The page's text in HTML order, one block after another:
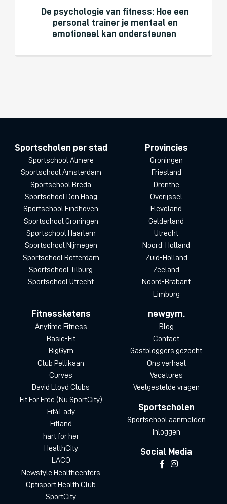
De psychologie van fitness: Hoe een
personal trainer je mentaal en
emotioneel kan ondersteunen
Sportscholen per stad
Sportschool Almere
Sportschool Amsterdam
Sportschool Breda
Sportschool Den Haag
Sportschool Eindhoven
Sportschool Groningen
Sportschool Haarlem
Sportschool Nijmegen
Sportschool Rotterdam
Sportschool Tilburg
Sportschool Utrecht
Provincies
Groningen
Friesland
Drenthe
Overijssel
Flevoland
Gelderland
Utrecht
Noord-Holland
Zuid-Holland
Zeeland
Noord-Brabant
Limburg
Fitnessketens
Anytime Fitness
Basic-Fit
BigGym
Club Pellikaan
Curves
David Lloyd Clubs
Fit For Free (Nu SportCity)
Fit4Lady
Fitland
hart for her
HealthCity
LACO
Newstyle Healthcenters
Optisport Health Club
SportCity
newgym.
Blog
Contact
Gastbloggers gezocht
Ons verhaal
Vacatures
Veelgestelde vragen
Sportscholen
Sportschool aanmelden
Inloggen
Social Media